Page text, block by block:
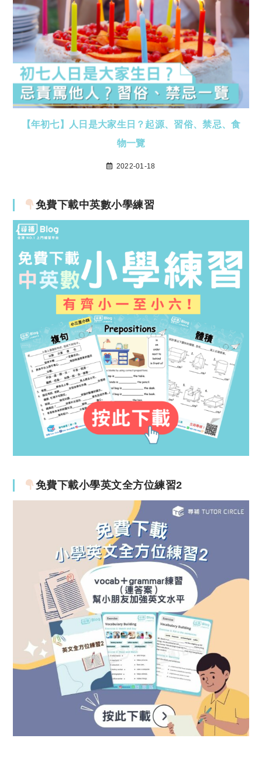
【年初七】人日是大家生日？起源、習俗、禁忌、食
物一覽
2022-01-18
免費下載中英數小學練習
免費下載小學英文全方位練習2